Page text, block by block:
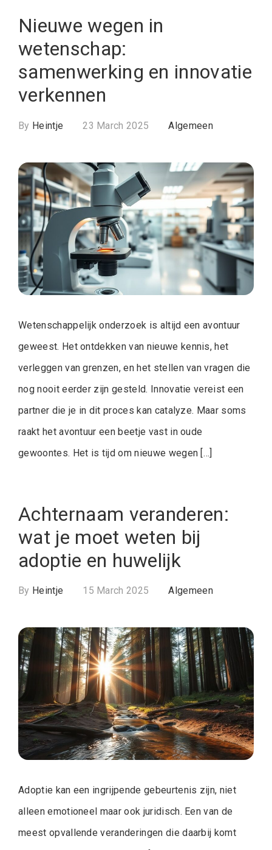
Nieuwe wegen in
wetenschap:
samenwerking en innovatie
verkennen
By Heintje 23 March 2025 Algemeen
Wetenschappelijk onderzoek is altijd een avontuur
geweest. Het ontdekken van nieuwe kennis, het
verleggen van grenzen, en het stellen van vragen die
nog nooit eerder zijn gesteld. Innovatie vereist een
partner die je in dit proces kan catalyze. Maar soms
raakt het avontuur een beetje vast in oude
gewoontes. Het is tijd om nieuwe wegen […]
Achternaam veranderen:
wat je moet weten bij
adoptie en huwelijk
By Heintje 15 March 2025 Algemeen
Adoptie kan een ingrijpende gebeurtenis zijn, niet
alleen emotioneel maar ook juridisch. Een van de
meest opvallende veranderingen die daarbij komt